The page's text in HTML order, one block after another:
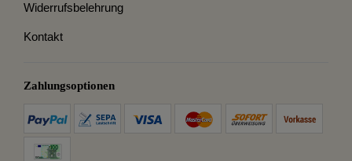
Widerrufsbelehrung
Kontakt
Zahlungsoptionen